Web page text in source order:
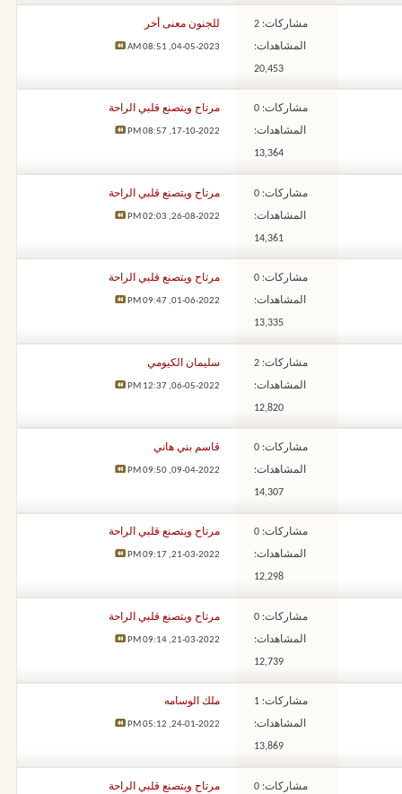
مشاركات: 2
المشاهدات:
20,453
للجنون معنى أخر
04-05-2023,
08:51 AM
مشاركات: 0
المشاهدات:
13,364
مرتاح ويتصنع قلبي الراحة
17-10-2022,
08:57 PM
مشاركات: 0
المشاهدات:
14,361
مرتاح ويتصنع قلبي الراحة
26-08-2022,
02:03 PM
مشاركات: 0
المشاهدات:
13,335
مرتاح ويتصنع قلبي الراحة
01-06-2022,
09:47 PM
مشاركات: 2
المشاهدات:
12,820
سليمان الكيومي
06-05-2022,
12:37 PM
مشاركات: 0
المشاهدات:
14,307
قاسم بني هاني
09-04-2022,
09:50 PM
مشاركات: 0
المشاهدات:
12,298
مرتاح ويتصنع قلبي الراحة
21-03-2022,
09:17 PM
مشاركات: 0
المشاهدات:
12,739
مرتاح ويتصنع قلبي الراحة
21-03-2022,
09:14 PM
مشاركات: 1
المشاهدات:
13,869
ملك الوسامه
24-01-2022,
05:12 PM
مشاركات: 0 مرتاح ويتصنع قلبي الراحة